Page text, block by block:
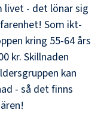
livet - det lönar sig
Som ikt-
kring 55-64 års
kr. Skillnaden
kan
- så det finns